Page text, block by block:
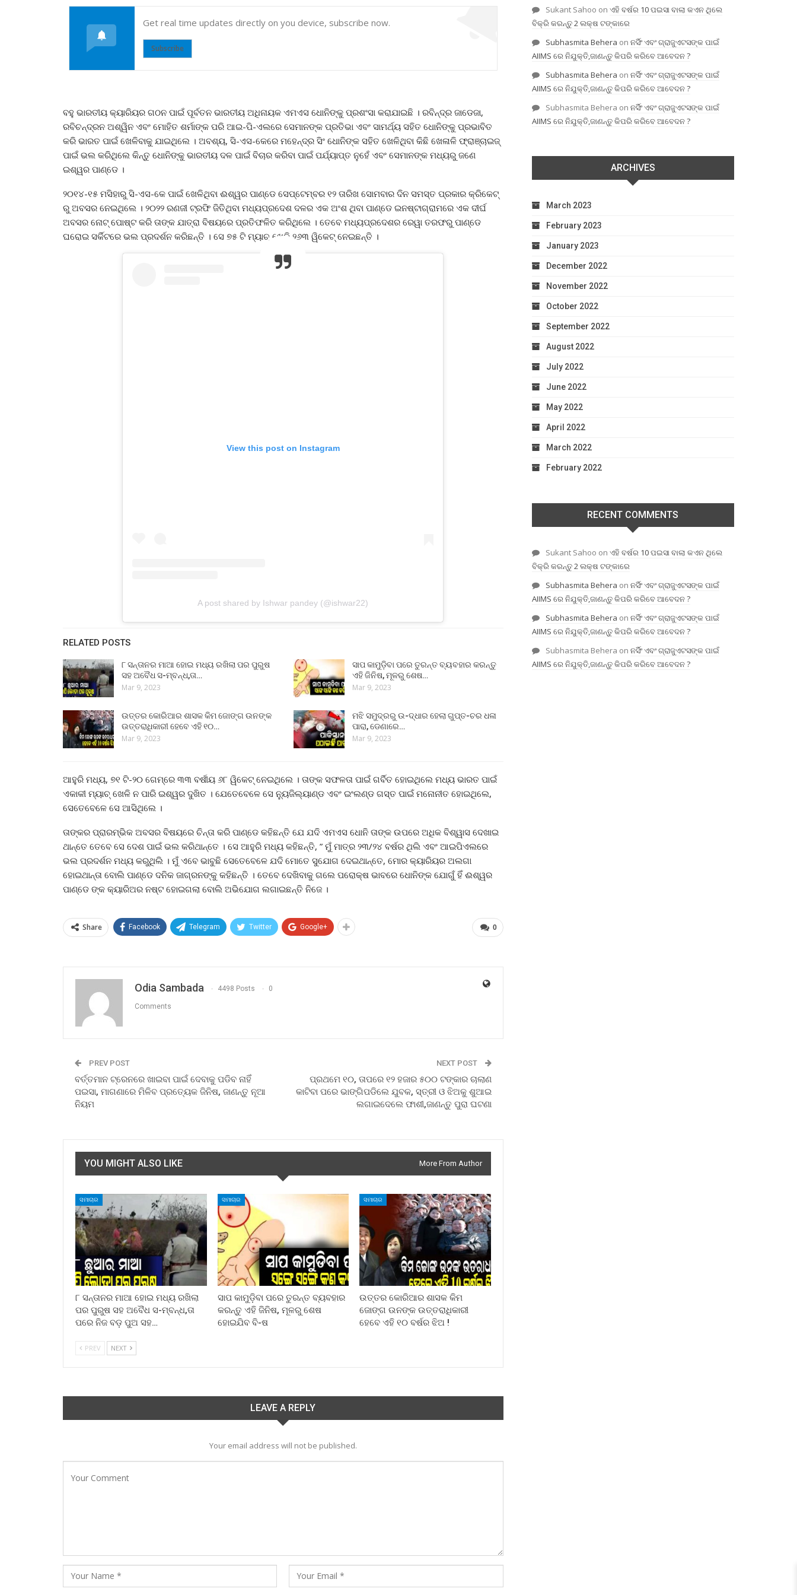
Get real time updates directly on you device, subscribe now.
Subscribe
ବହୁ ଭାରତୀୟ କ୍ୟାରିୟର ଗଠନ ପାଇଁ ପୂର୍ବତନ ଭାରତୀୟ ଅଧିନାୟକ ଏମଏସ ଧୋନିଙ୍କୁ ପ୍ରଶଂସା କରାଯାଇଛି । ରବିନ୍ଦ୍ର ଜାଡେଜା,
ରବିଚନ୍ଦ୍ରନ ଅଶ୍ୱିନ ଏବଂ ମୋହିତ ଶର୍ମାଙ୍କ ପରି ଆଇ-ପି-ଏଲରେ ସେମାନଙ୍କ ପ୍ରତିଭା ଏବଂ ସାମର୍ଥ୍ୟ ସହିତ ଧୋନିଙ୍କୁ ପ୍ରଭାବିତ
କରି ଭାରତ ପାଇଁ ଖେଳିବାକୁ ଯାଇଥିଲେ । ଅବଶ୍ୟ, ସି-ଏସ-କେରେ ମହେନ୍ଦ୍ର ସିଂ ଧୋନିଙ୍କ ସହିତ ଖେଳିଥିବା କିଛି ଖେଳାଳି ଫ୍ରାଞ୍ଚାଇଜ୍
ପାଇଁ ଭଲ କରିଥିଲେ କିନ୍ତୁ ଧୋନିଙ୍କୁ ଭାରତୀୟ ଦଳ ପାଇଁ ବିଚାର କରିବା ପାଇଁ ପର୍ଯ୍ୟାପ୍ତ ନୁହେଁ ଏବଂ ସେମାନଙ୍କ ମଧ୍ୟରୁ ଜଣେ
ଇଶ୍ୱର ପାଣ୍ଡେ ।
୨୦୧୪-୧୫ ମସିହାରୁ ସି-ଏସ-କେ ପାଇଁ ଖେଳିଥିବା ଈଶ୍ୱର ପାଣ୍ଡେ ସେପ୍ଟେମ୍ବର ୧୨ ତାରିଖ ସୋମବାର ଦିନ ସମସ୍ତ ପ୍ରକାର କ୍ରିକେଟ୍
ରୁ ଅବସର ନେଇଥିଲେ । ୨୦୨୨ ରଣଜୀ ଟ୍ରଫି ଜିତିଥିବା ମଧ୍ୟପ୍ରଦେଶ ଦଳର ଏକ ଅଂଶ ଥିବା ପାଣ୍ଡେ ଇନଷ୍ଟାଗ୍ରାମରେ ଏକ ଦୀର୍ଘ
ଅବସର ନୋଟ୍ ପୋଷ୍ଟ କରି ତାଙ୍କ ଯାତ୍ରା ବିଷୟରେ ପ୍ରତିଫଳିତ କରିଥିଲେ । ତେବେ ମଧ୍ୟପ୍ରଦେଶର ରେୱା ତରଫରୁ ପାଣ୍ଡେ
ଘରୋଇ ସର୍କିଟରେ ଭଲ ପ୍ରଦର୍ଶନ କରିଛନ୍ତି । ସେ ୭୫ ଟି ମ୍ୟାଚ୍ ଖେଳି ୨୬୩ ୱିକେଟ୍ ନେଇଛନ୍ତି ।
View this post on Instagram
A post shared by Ishwar pandey (@ishwar22)
RELATED POSTS
୮ ସନ୍ତାନର ମାଆ ହୋଇ ମଧ୍ୟ ରଖିଲା ପର ପୁରୁଷ
ସହ ଅବୈଧ ସ-ମ୍ବନ୍ଧ,ତା…
Mar 9, 2023
ସାପ କାମୁଡ଼ିବା ପରେ ତୁରନ୍ତ ବ୍ୟବହାର କରନ୍ତୁ
ଏହି ଜିନିଷ, ମୂଳରୁ ଶେଷ…
Mar 9, 2023
ଉତ୍ତର କୋରିଆର ଶାସକ କିମ ଜୋଙ୍ଗ ଉନଙ୍କ
ଉତ୍ତରାଧିକାରୀ ହେବେ ଏହି ୧୦…
Mar 9, 2023
ମଝି ସମୁଦ୍ରରୁ ଉ-ଦ୍ଧାର ହେଲା ଗୁପ୍ତ-ଚର ଧଳା
ପାରା, ଡେଣାରେ…
Mar 9, 2023
ଆହୁରି ମଧ୍ୟ, ୭୧ ଟି-୨୦ ଗେମ୍ରେ ୩୩ ବର୍ଷୀୟ ୬୮ ୱିକେଟ୍ ନେଇଥିଲେ । ତାଙ୍କ ସଫଳତା ପାଇଁ ଗର୍ବିତ ହୋଇଥିଲେ ମଧ୍ୟ ଭାରତ ପାଇଁ
ଏକାକୀ ମ୍ୟାଚ୍ ଖେଳି ନ ପାରି ଇଶ୍ୱର ଦୁଖିତ । ଯେତେବେଳେ ସେ ନ୍ୟୁଜିଲ୍ୟାଣ୍ଡ ଏବଂ ଇଂଲଣ୍ଡ ଗସ୍ତ ପାଇଁ ମନୋନୀତ ହୋଇଥିଲେ,
ସେତେବେଳେ ସେ ଆସିଥିଲେ ।
ତାଙ୍କର ପ୍ରାରମ୍ଭିକ ଅବସର ବିଷୟରେ ଚିନ୍ତା କରି ପାଣ୍ଡେ କହିଛନ୍ତି ଯେ ଯଦି ଏମଏସ ଧୋନି ତାଙ୍କ ଉପରେ ଅଧିକ ବିଶ୍ୱାସ ଦେଖାଇ
ଥାନ୍ତେ ତେବେ ସେ ଦେଶ ପାଇଁ ଭଲ କରିଥାନ୍ତେ । ସେ ଆହୁରି ମଧ୍ୟ କହିଛନ୍ତି, ” ମୁଁ ମାତ୍ର ୨୩/୨୪ ବର୍ଷର ଥିଲି ଏବଂ ଆଇପିଏଲରେ
ଭଲ ପ୍ରଦର୍ଶନ ମଧ୍ୟ କରୁଥିଲି । ମୁଁ ଏବେ ଭାବୁଛି ସେତେବେଳେ ଯଦି ମୋତେ ସୁଯୋଗ ଦେଇଥାନ୍ତେ, ମୋର କ୍ୟାରିୟର ଅଲଗା
ହୋଇଥାନ୍ତା ବୋଲି ପାଣ୍ଡେ ଦନିକ ଜାଗ୍ରନଙ୍କୁ କହିଛନ୍ତି । ତେବେ ଦେଖିବାକୁ ଗଲେ ପରୋକ୍ଷ ଭାବରେ ଧୋନିଙ୍କ ଯୋଗୁଁ ହିଁ ଈଶ୍ୱର
ପାଣ୍ଡେ ଙ୍କ କ୍ୟାରିଅର ନଷ୍ଟ ହୋଇଗଲା ବୋଲି ଅଭିଯୋଗ ଲଗାଇଛନ୍ତି ନିଜେ ।
0
Share Facebook Telegram Twitter Google+
Odia Sambada 4498 Posts 0
Comments
PREV POST
ବର୍ତ୍ତମାନ ଟ୍ରେନରେ ଖାଇବା ପାଇଁ ଦେବାକୁ ପଡିବ ନାହିଁ
ପଇସା, ମାଗଣାରେ ମିଳିବ ପ୍ରତ୍ୟେକ ଜିନିଷ, ଜାଣନ୍ତୁ ନୂଆ
ନିୟମ
NEXT POST
ପ୍ରଥମେ ୧୦, ତାପରେ ୧୨ ହଜାର ୫୦୦ ଟଙ୍କାର ଚାଲାଣ
କାଟିବା ପରେ ଭାଙ୍ଗିପଡିଲେ ଯୁବକ, ସ୍ତ୍ରୀ ଓ ଝିଅକୁ ଶୁଆଇ
ଲଗାଇଦେଲେ ଫାଶୀ,ଜାଣନ୍ତୁ ପୁରା ଘଟଣା
YOU MIGHT ALSO LIKE More From Author
ସମାଚାର
୮ ସନ୍ତାନର ମାଆ ହୋଇ ମଧ୍ୟ ରଖିଲା
ପର ପୁରୁଷ ସହ ଅବୈଧ ସ-ମ୍ବନ୍ଧ,ତା
ପରେ ନିଜ ବଡ଼ ପୁଅ ସହ…
ସମାଚାର
ସାପ କାମୁଡ଼ିବା ପରେ ତୁରନ୍ତ ବ୍ୟବହାର
କରନ୍ତୁ ଏହି ଜିନିଷ, ମୂଳରୁ ଶେଷ
ହୋଇଯିବ ବି-ଷ
ସମାଚାର
ଉତ୍ତର କୋରିଆର ଶାସକ କିମ
ଜୋଙ୍ଗ ଉନଙ୍କ ଉତ୍ତରାଧିକାରୀ
ହେବେ ଏହି ୧୦ ବର୍ଷର ଝିଅ !
PREV NEXT
LEAVE A REPLY
Your email address will not be published.
Sukant Sahoo on ଏହି ବର୍ଷର 10 ପଇସା ବାଲା କଏନ ଥିଲେ
ବିକ୍ରି କରନ୍ତୁ 2 ଲକ୍ଷ ଟଙ୍କାରେ
Subhasmita Behera on ନର୍ସିଂ ଏବଂ ଗ୍ରାଜୁଏଟସଙ୍କ ପାଇଁ
AIIMS ରେ ନିଯୁକ୍ତି,ଜାଣନ୍ତୁ କିପରି କରିବେ ଆବେଦନ ?
Subhasmita Behera on ନର୍ସିଂ ଏବଂ ଗ୍ରାଜୁଏଟସଙ୍କ ପାଇଁ
AIIMS ରେ ନିଯୁକ୍ତି,ଜାଣନ୍ତୁ କିପରି କରିବେ ଆବେଦନ ?
Subhasmita Behera on ନର୍ସିଂ ଏବଂ ଗ୍ରାଜୁଏଟସଙ୍କ ପାଇଁ
AIIMS ରେ ନିଯୁକ୍ତି,ଜାଣନ୍ତୁ କିପରି କରିବେ ଆବେଦନ ?
ARCHIVES
March 2023
February 2023
January 2023
December 2022
November 2022
October 2022
September 2022
August 2022
July 2022
June 2022
May 2022
April 2022
March 2022
February 2022
RECENT COMMENTS
Sukant Sahoo on ଏହି ବର୍ଷର 10 ପଇସା ବାଲା କଏନ ଥିଲେ
ବିକ୍ରି କରନ୍ତୁ 2 ଲକ୍ଷ ଟଙ୍କାରେ
Subhasmita Behera on ନର୍ସିଂ ଏବଂ ଗ୍ରାଜୁଏଟସଙ୍କ ପାଇଁ
AIIMS ରେ ନିଯୁକ୍ତି,ଜାଣନ୍ତୁ କିପରି କରିବେ ଆବେଦନ ?
Subhasmita Behera on ନର୍ସିଂ ଏବଂ ଗ୍ରାଜୁଏଟସଙ୍କ ପାଇଁ
AIIMS ରେ ନିଯୁକ୍ତି,ଜାଣନ୍ତୁ କିପରି କରିବେ ଆବେଦନ ?
Subhasmita Behera on ନର୍ସିଂ ଏବଂ ଗ୍ରାଜୁଏଟସଙ୍କ ପାଇଁ
AIIMS ରେ ନିଯୁକ୍ତି,ଜାଣନ୍ତୁ କିପରି କରିବେ ଆବେଦନ ?